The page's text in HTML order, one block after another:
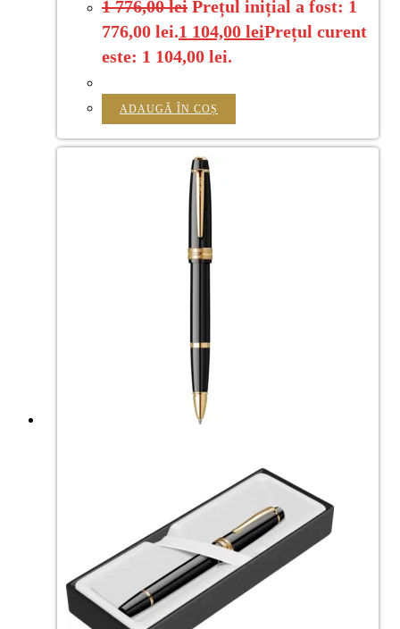
1 776,00lei Prețul inițial a fost: 1
776,00 lei.1 104,00 leiPrețul curent
este: 1 104,00 lei.
ADAUGĂ ÎN COȘ